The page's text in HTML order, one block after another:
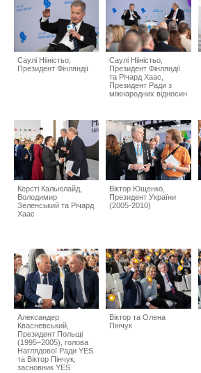
Саулі Нііністьо,
Президент Фінляндії
Саулі Нііністьо,
Президент Фінляндії
та Річард Хаас,
Президент Ради з
міжнародних відносин
Керсті Кальюлайд,
Володимир
Зеленський та Річард
Хаас
Віктор Ющенко,
Президент України
(2005-2010)
Александер
Квасневський,
Президент Польщі
(1995–2005), голова
Наглядової Ради YES
та Віктор Пінчук,
засновник YES
Віктор та Олена
Пінчук